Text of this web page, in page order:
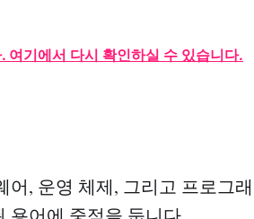
여기에서 다시 확인하실 수 있습니다.
, 운영 체제, 그리고 프로그래